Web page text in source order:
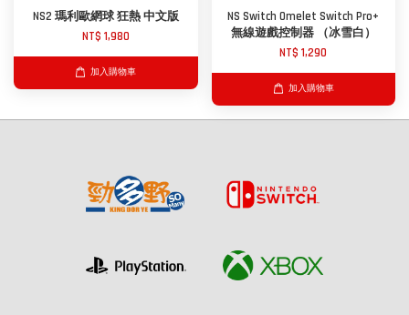
NS2 瑪利歐網球 狂熱 中文版
NT$ 1,980
加入購物車
NS Switch Omelet Switch Pro+
無線遊戲控制器 （冰雪白）
NT$ 1,290
加入購物車